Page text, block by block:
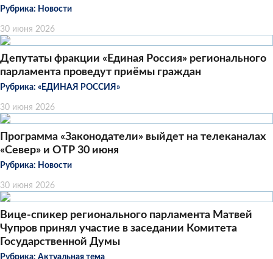
Рубрика: Новости
30 июня 2026
Депутаты фракции «Единая Россия» регионального
парламента проведут приёмы граждан
Рубрика: «ЕДИНАЯ РОССИЯ»
30 июня 2026
Программа «Законодатели» выйдет на телеканалах
«Север» и ОТР 30 июня
Рубрика: Новости
30 июня 2026
Вице-спикер регионального парламента Матвей
Чупров принял участие в заседании Комитета
Государственной Думы
Рубрика: Актуальная тема